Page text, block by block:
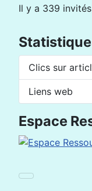
Espace
Il y a 339
Clics sur
Liens web